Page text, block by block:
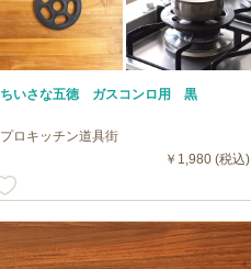
ちいさな五徳 ガスコンロ用 黒
プロキッチン道具街
￥1,980 (税込)